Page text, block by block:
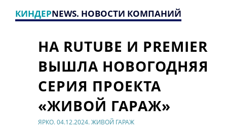
КИНДЕРNEWS. НОВОСТИ КОМПАНИЙ
НА RUTUBE И PREMIER
ВЫШЛА НОВОГОДНЯЯ
СЕРИЯ ПРОЕКТА
«ЖИВОЙ ГАРАЖ»
ЯРКО. 04.12.2024. ЖИВОЙ ГАРАЖ